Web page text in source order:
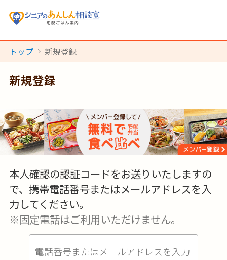
トップ 新規登録
新規登録
本人確認の認証コードをお送りいたしますの
で、携帯電話番号またはメールアドレスを入
力してください。
※固定電話はご利用いただけません。